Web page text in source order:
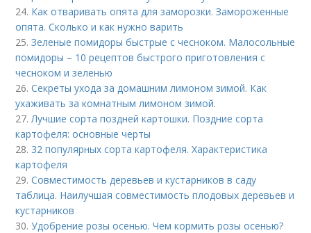
24. Как отваривать опята для заморозки. Замороженные
опята. Сколько и как нужно варить
25.Зеленые помидоры быстрые с чесноком. Малосольные
помидоры – 10 рецептов быстрого приготовления с
чесноком и зеленью
26.Секреты ухода за домашним лимоном зимой. Как
ухаживать за комнатным лимоном зимой.
27. Лучшие сорта поздней картошки. Поздние сорта
картофеля: основные черты
28. 32 популярных сорта картофеля. Характеристика
картофеля
29.Совместимость деревьев и кустарников в саду
таблица. Наилучшая совместимость плодовых деревьев и
кустарников
30.Удобрение розы осенью. Чем кормить розы осенью?